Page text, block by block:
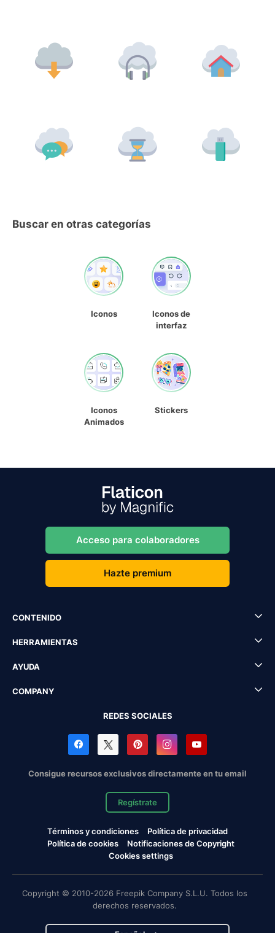
Buscar en otras categorías
Iconos
Iconos de
interfaz
Iconos
Animados
Stickers
Acceso para colaboradores
Hazte premium
CONTENIDO
HERRAMIENTAS
AYUDA
COMPANY
REDES SOCIALES
Consigue recursos exclusivos directamente en tu email
Regístrate
Términos y condiciones
Política de privacidad
Política de cookies
Notificaciones de Copyright
Cookies settings
Copyright © 2010-2026 Freepik Company S.L.U. Todos los
derechos reservados.